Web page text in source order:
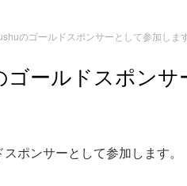
のゴールドスポンサーとして参加します
ゴールドスポンサ
ポンサーとして参加します。